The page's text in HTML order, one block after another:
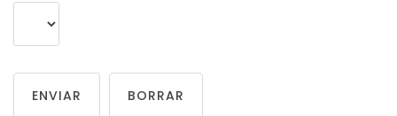
ENVIAR BORRAR